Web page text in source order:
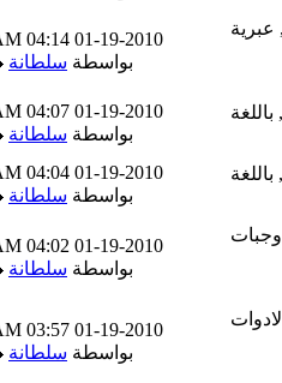
01-19-2010
04:14 AM
بواسطةسلطانة
01-19-2010
04:07 AM
بواسطةسلطانة
01-19-2010
04:04 AM
بواسطةسلطانة
01-19-2010
04:02 AM
بواسطةسلطانة
01-19-2010
03:57 AM
بواسطةسلطانة